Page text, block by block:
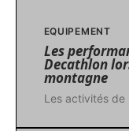
EQUIPEMENT
Les
Decathlon
montagne
Les activités de